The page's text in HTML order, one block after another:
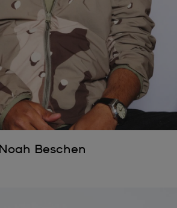
Noah Beschen